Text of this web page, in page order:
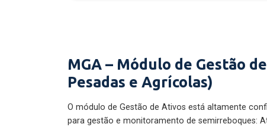
MGA – Módulo de Gestão
Pesadas e Agrícolas)
O módulo de Gestão de Ativos está altamente
para gestão e monitoramento de semirreboques: